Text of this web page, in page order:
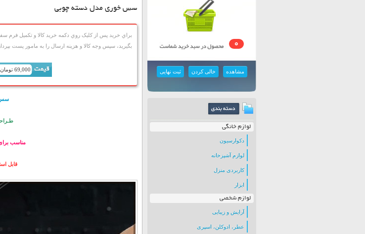
0
مشاهده خالی کردن ثبت نهایی
لوازم خانگی
دکوارسیون
لوازم آشپزخانه
کاربردی منزل
ابزار
لوازم شخصی
آرایش و زیبایی
عطر، ادوکلن، اسپری
سس خوری مدل دسته چوبی
براي خريد پس از کليک روي دکمه خريد کالا و تکميل فرم
بگيريد، سپس وجه کالا و هزينه ارسال را به مامور پست
69,000 تومان
سس
مناسب
قابل